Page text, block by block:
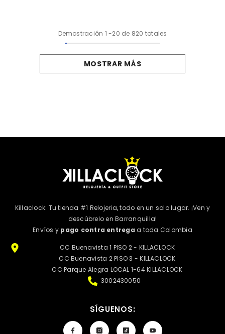
Demostración 1 -20 de 820 totales
MOSTRAR MÁS
Killaclock: Tu tienda #1 Relojeria, todo en un solo lugar. ¡Ven y
descúbrelo en Barranquilla!
Envíos y pago contra entrega a toda Colombia
CC Buenavista 1 PISO 2 - KILLACLOCK
CC Buenavista 2 PISO 3 - KILLACLOCK
CC Parque Alegra LOCAL 1-64 KILLACLOCK
3002430050
SÍGUENOS: